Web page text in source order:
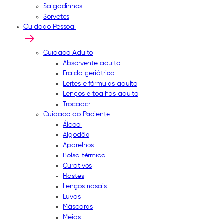
Salgadinhos
Sorvetes
Cuidado Pessoal
Cuidado Adulto
Absorvente adulto
Fralda geriátrica
Leites e fórmulas adulto
Lenços e toalhas adulto
Trocador
Cuidado ao Paciente
Álcool
Algodão
Aparelhos
Bolsa térmica
Curativos
Hastes
Lenços nasais
Luvas
Máscaras
Meias